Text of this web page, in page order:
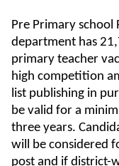
Pre Primary
department has
primary teacher
high competition
list publishing in
be valid for a
three years.
will be considered
post and if district-